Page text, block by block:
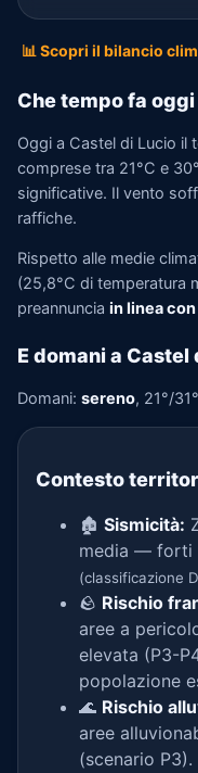
📊 Scopri il bilancio
Che tempo fa
Oggi a Castel di Lucio il
comprese tra 21°C e
significative. Il vento
raffiche.
Rispetto alle medie
(25,8°C di temperatura
preannuncia in linea con
E domani a Castel
Domani: sereno, 21°/
Contesto
🏚️ Sismicità:
media — forti
(classificazione
🪨 Rischio
aree a
elevata (P3-
popolazione
🌊 Rischio
aree
(scenario P3).